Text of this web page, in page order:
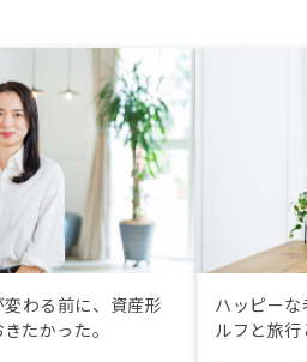
わる前に、資産形
たかった。
ハッピー
ルフと旅